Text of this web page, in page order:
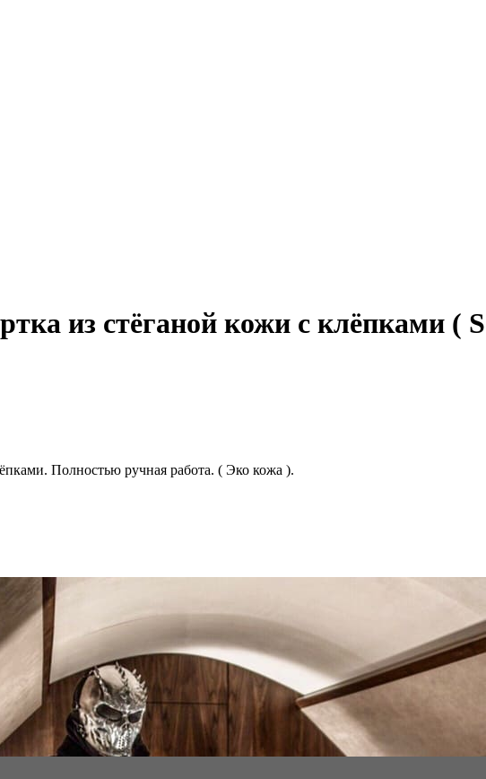
из стёганой кожи с клёпками (
Полностью ручная работа. ( Эко кожа ).